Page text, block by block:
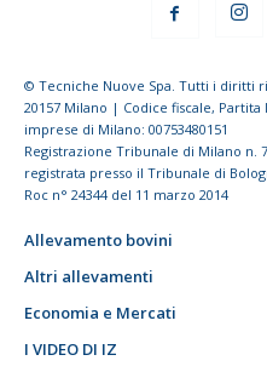
© Tecniche Nuove Spa. Tutti i diritti
20157 Milano | Codice fiscale,
imprese di Milano: 00753480151
Registrazione Tribunale di Milano n.
registrata presso il Tribunale di
Roc n° 24344 del 11 marzo 2014
Allevamento bovini
Altri allevamenti
Economia e Mercati
I VIDEO DI IZ